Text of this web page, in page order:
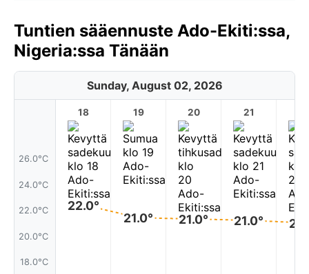
Tuntien sääennuste Ado-Ekiti:ssa,
Nigeria:ssa Tänään
Sunday, August 02, 2026
26.0°C
24.0°C
22.0°C
20.0°C
18.0°C
18
22.0°
19
21.0°
20
21.0°
21
21.0°